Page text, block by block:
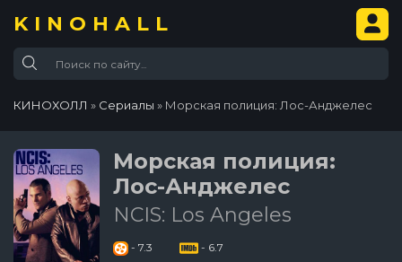
KINOHALL
КИНОХОЛЛ » Сериалы » Морская полиция: Лос-Анджелес
Морская полиция:
Лос-Анджелес
NCIS: Los Angeles
- 7.3 - 6.7